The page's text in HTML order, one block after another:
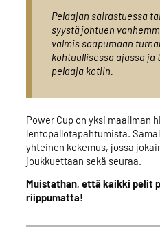
Pelaajan sairastuessa
syystä johtuen
valmis saapumaan
kohtuullisessa ajassa ja
pelaaja kotiin.
Power Cup on yksi maailman
lentopallotapahtumista.
yhteinen kokemus, jossa
joukkuettaan sekä seuraa.
Muistathan, että kaikki pelit
riippumatta!